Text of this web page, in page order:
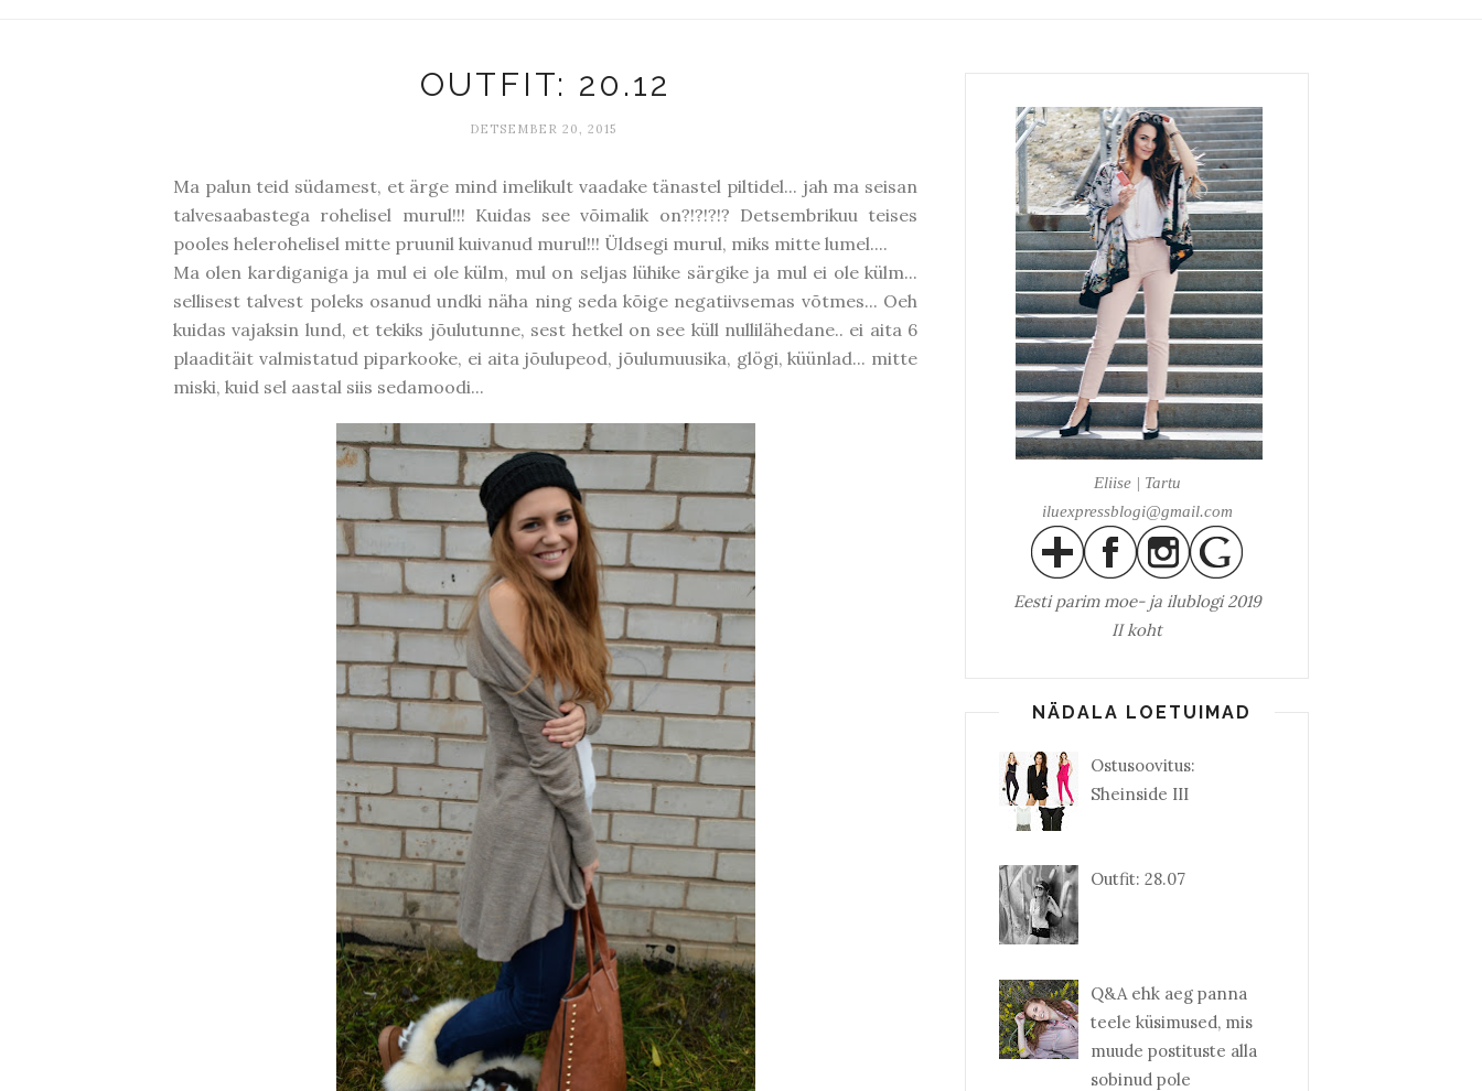
OUTFIT: 20.12
DETSEMBER 20, 2015
Ma palun teid südamest, et ärge mind imelikult vaadake tänastel piltidel... jah ma seisan
talvesaabastega rohelisel murul!!! Kuidas see võimalik on?!?!?!? Detsembrikuu teises
pooles helerohelisel mitte pruunil kuivanud murul!!! Üldsegi murul, miks mitte lumel....
Ma olen kardiganiga ja mul ei ole külm, mul on seljas lühike särgike ja mul ei ole külm...
sellisest talvest poleks osanud undki näha ning seda kõige negatiivsemas võtmes... Oeh
kuidas vajaksin lund, et tekiks jõulutunne, sest hetkel on see küll nullilähedane.. ei aita 6
plaaditäit valmistatud piparkooke, ei aita jõulupeod, jõulumuusika, glögi, küünlad... mitte
miski, kuid sel aastal siis sedamoodi...
Eliise | Tartu
iluexpressblogi@gmail.com
Eesti parim moe- ja ilublogi 2019
II koht
NÄDALA LOETUIMAD
Ostusoovitus:
Sheinside III
Outfit: 28.07
Q&A ehk aeg panna
teele küsimused, mis
muude postituste alla
sobinud pole